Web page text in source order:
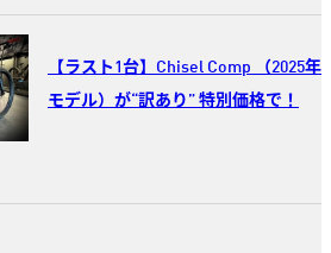
【ラスト1台】Chisel Comp （2025年
モデル）が“訳あり” 特別価格で！